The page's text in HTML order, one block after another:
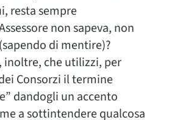
resta sempre
non sapeva, non
di mentire)?
inoltre, che utilizzi, per
Consorzi il termine
dandogli un accento
a sottintendere qualcosa